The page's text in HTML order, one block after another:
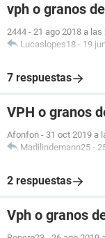
vph o granos
2444 - 21 ago 2018 a las
Lucaslopes18 - 19
7 respuestas
VPH o granos
Afonfon - 31 oct 2019 a
Madilindemann25 -
2 respuestas
Vph o granos